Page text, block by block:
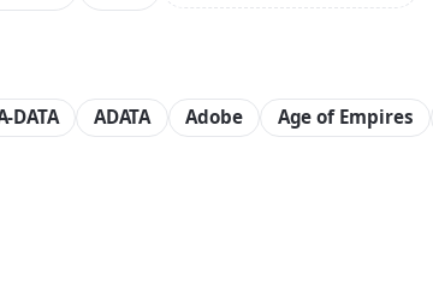
DATA ADATA Adobe Age of Empires